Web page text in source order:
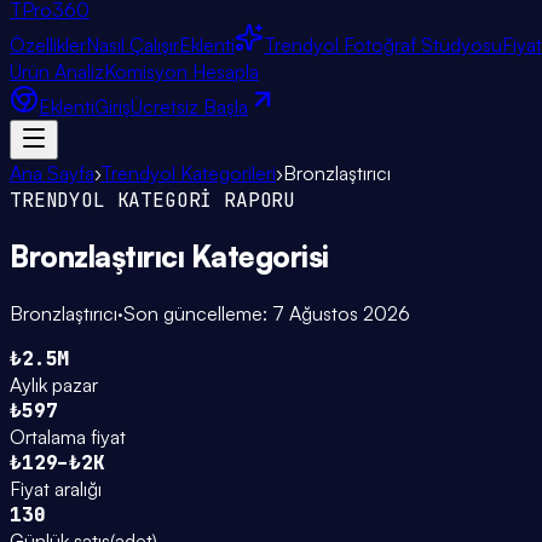
TPro360
ÖzelliklerNasıl ÇalışırEklenti Trendyol Fotoğraf Stüdyosu
Ürün AnalizKomisyon Hesapla
EklentiGirişÜcretsiz Başla
Ana Sayfa›Trendyol Kategorileri›Bronzlaştırıcı
TRENDYOL KATEGORİ RAPORU
Bronzlaştırıcı Kategorisi
Bronzlaştırıcı·Son güncelleme: 7 Ağustos 2026
₺2.5M
Aylık pazar
₺597
Ortalama fiyat
₺129–₺2K
Fiyat aralığı
130